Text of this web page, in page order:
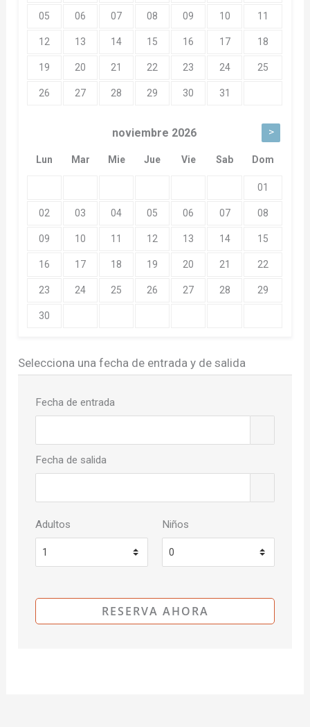
05 06 07 08 09 10 11
12 13 14 15 16 17 18
19 20 21 22 23 24 25
26 27 28 29 30 31
noviembre 2026 >
Lun Mar Mie Jue Vie Sab Dom
01
02 03 04 05 06 07 08
09 10 11 12 13 14 15
16 17 18 19 20 21 22
23 24 25 26 27 28 29
30
Selecciona una fecha de entrada y de salida
Fecha de entrada
Fecha de salida
Adultos Niños